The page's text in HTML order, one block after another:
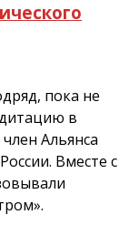
пока не
в
Альянса
Вместе с